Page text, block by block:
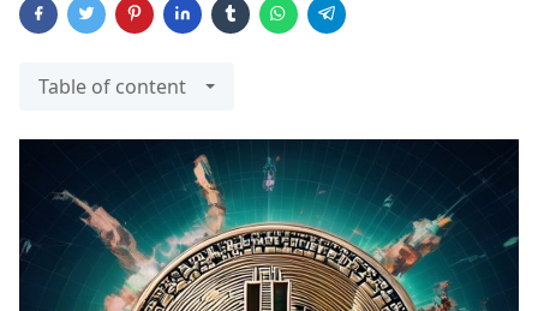
Table of content